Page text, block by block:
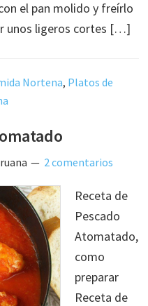
el pan molido y freírlo
unos ligeros cortes […]
Nortena, Platos de
2 comentarios
Receta de
Pescado
Atomatado,
como
preparar
Receta de